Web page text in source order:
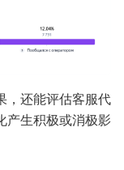
，还能评估客服代
产生积极或消极影